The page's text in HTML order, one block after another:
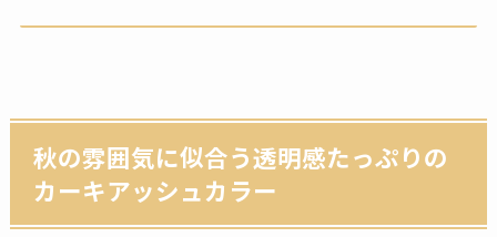
秋の雰囲気に似合う透明感たっぷりの
カーキアッシュカラー